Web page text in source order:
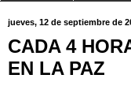
jueves, 12 de septiembre de
CADA 4
EN LA PAZ